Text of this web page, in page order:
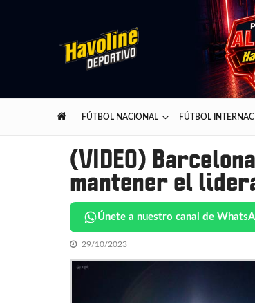
Lo mejor del deporte presentado por
FÚTBOL NACIONAL FÚTBOL
(VIDEO)
mantener el
Únete a nuestro canal de
29/10/2023